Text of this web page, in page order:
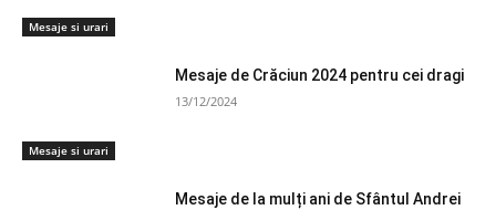
Mesaje si urari
Mesaje si urari
Mesaje de Crăciun 2024 pentru cei dragi
13/12/2024
Mesaje de la mulți ani de Sfântul Andrei